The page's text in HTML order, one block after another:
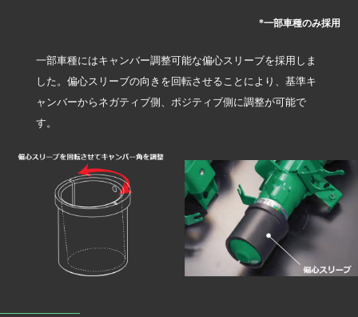
*一部車種のみ採用
一部車種にはキャンバー調整可能な偏心スリーブを採用しま
した。偏心スリーブの向きを回転させることにより、基準キ
ャンバーからネガティブ側、ポジティブ側に調整が可能で
す。